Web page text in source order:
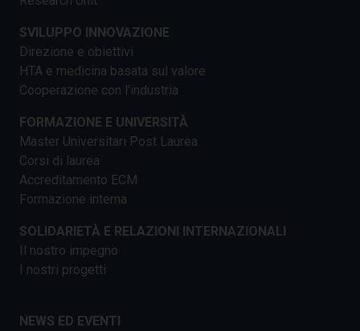
SVILUPPO INNOVAZIONE
Direzione e obiettivi
HTA e medicina basata sul valore
Cooperazione con l'industria
FORMAZIONE E UNIVERSITÀ
Master Universitari Post Laurea
Corsi di laurea
Accreditamento ECM
Formazione interna
SOLIDARIETÀ E RELAZIONI INTERNAZIONALI
Il nostro impegno
I nostri progetti
NEWS ED EVENTI